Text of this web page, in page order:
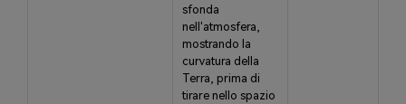
sfonda
nell'atmosfera,
mostrando la
curvatura della
Terra, prima di
tirare nello spazio